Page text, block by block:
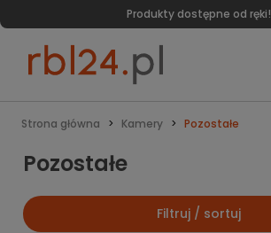
Produkty dostępne od ręki!
Strona główna Kamery Pozostałe
Pozostałe
Filtruj / sortuj